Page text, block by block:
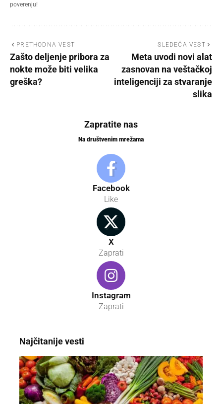
poverenju!
PRETHODNA VEST
Zašto deljenje pribora za
nokte može biti velika
greška?
SLEDEĆA VEST
Meta uvodi novi alat
zasnovan na veštačkoj
inteligenciji za stvaranje
slika
Zapratite nas
Na društvenim mrežama
Facebook
Like
X
Zaprati
Instagram
Zaprati
Najčitanije vesti